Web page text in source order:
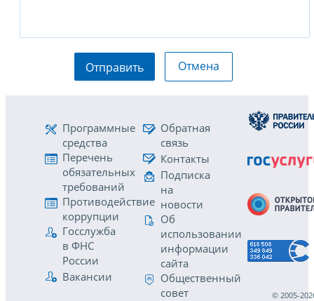
Отправить Отмена
Программные
средства
Перечень
обязательных
требований
Противодействие
коррупции
Госслужба
в ФНС
России
Вакансии
Обратная
связь
Контакты
Подписка
на
новости
Об
использовании
информации
сайта
Общественный
совет
© 2005-